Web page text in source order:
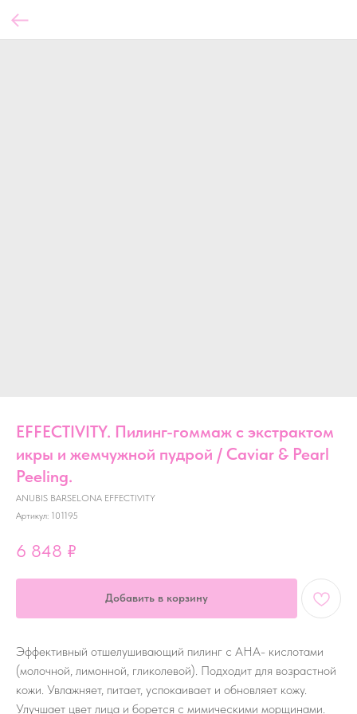
EFFECTIVITY. Пилинг-гоммаж с экстрактом
икры и жемчужной пудрой / Caviar & Pearl
Peeling.
ANUBIS BARSELONA EFFECTIVITY
Артикул: 101195
6 848 ₽
Добавить в корзину
Эффективный отшелушивающий пилинг с АНА- кислотами
(молочной, лимонной, гликолевой). Подходит для возрастной
кожи. Увлажняет, питает, успокаивает и обновляет кожу.
Улучшает цвет лица и борется с мимическими морщинами.